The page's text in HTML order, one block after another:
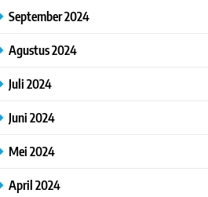
September 2024
Agustus 2024
Juli 2024
Juni 2024
Mei 2024
April 2024